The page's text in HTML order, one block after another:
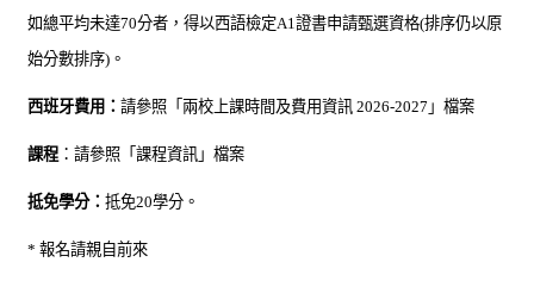
如總平均未達70分者，得以西語檢定A1 證書申請甄選資格(排序仍以原
始分數排序) 。
西班牙費用： 請參照「兩校上課時間及費用資訊 2026-2027 」檔案
課程 ：請參照「課程資訊」檔案
抵免學分： 抵免20學分。
* 報名請親自前來